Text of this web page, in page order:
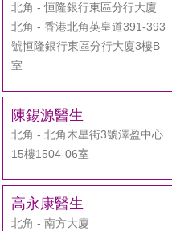
北角 - 恒隆銀行東區分行大廈
北角 - 香港北角英皇道391-393
號恒隆銀行東區分行大廈3樓B
室
陳錫源醫生
北角 - 北角木星街3號澤盈中心
15樓1504-06室
高永康醫生
北角 - 南方大廈